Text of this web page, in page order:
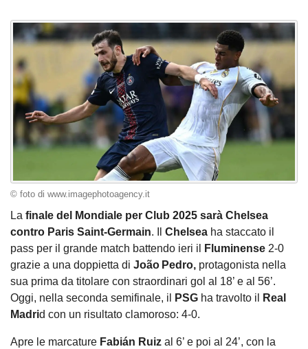
© foto di www.imagephotoagency.it
La finale del Mondiale per Club 2025 sarà Chelsea
contro Paris Saint‑Germain. Il Chelsea ha staccato il
pass per il grande match battendo ieri il
Fluminense 2‑0
grazie a una doppietta di João Pedro, protagonista nella
sua prima da titolare con straordinari gol al 18’ e al 56’.
Oggi, nella seconda semifinale, il
PSG ha travolto il
Real
Madrid con un risultato clamoroso: 4‑0.
Apre le marcature Fabián Ruiz al 6’ e poi al 24’, con la